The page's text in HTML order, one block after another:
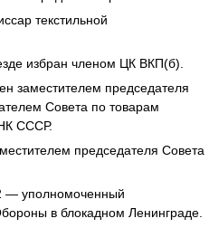
текстильной
избран членом ЦК ВКП(б).
заместителем председателя
Совета по товарам
СССР.
председателя Совета
уполномоченный
в блокадном Ленинграде.